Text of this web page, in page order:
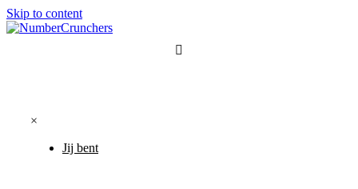
Skip to content
×
Jij bent